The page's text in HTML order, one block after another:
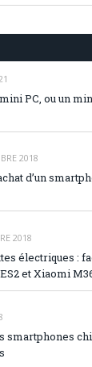
PC, ou un
2018
d’un
2018
électriques :
et Xiaomi
smartphones